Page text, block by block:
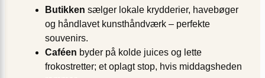
Butikken sælger lokale krydderier, havebøger
og håndlavet kunsthåndværk – perfekte
souvenirs.
Caféen byder på kolde juices og lette
frokostretter; et oplagt stop, hvis middagsheden